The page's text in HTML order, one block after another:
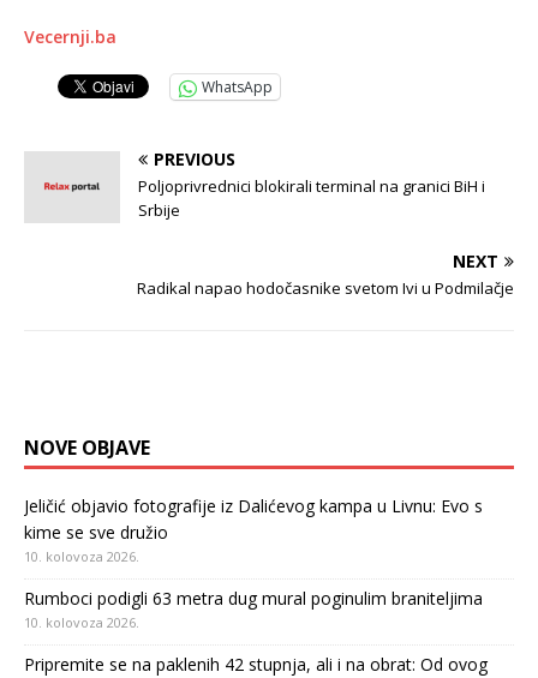
Vecernji.ba
WhatsApp
PREVIOUS
Poljoprivrednici blokirali terminal na granici BiH i
Srbije
NEXT
Radikal napao hodočasnike svetom Ivi u Podmilačje
NOVE OBJAVE
Jeličić objavio fotografije iz Dalićevog kampa u Livnu: Evo s
kime se sve družio
10. kolovoza 2026.
Rumboci podigli 63 metra dug mural poginulim braniteljima
10. kolovoza 2026.
Pripremite se na paklenih 42 stupnja, ali i na obrat: Od ovog